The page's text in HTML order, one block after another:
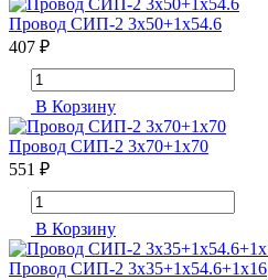
Провод СИП-2 3х50+1х54.6
407 ₽
В Корзину
Провод СИП-2 3х70+1х70
551 ₽
В Корзину
Провод СИП-2 3х35+1х54.6+1х16